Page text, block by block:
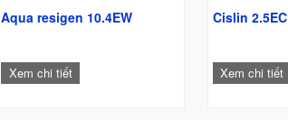
Aqua resigen 10.4EW
Xem chi tiết
Cislin 2.5EC
Xem chi tiết